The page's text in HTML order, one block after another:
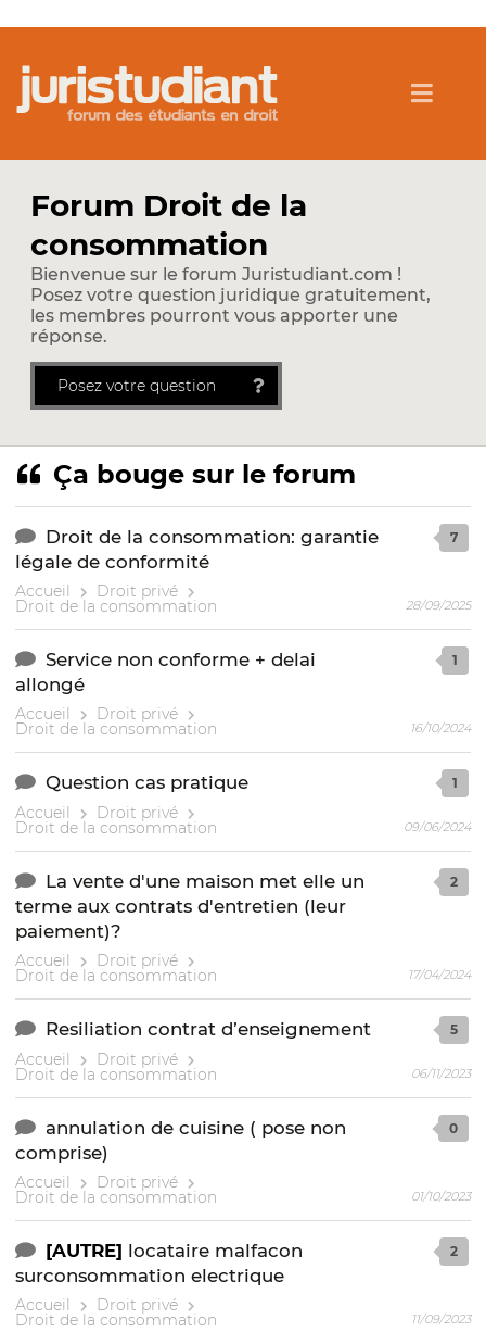
Forum Droit de la
consommation
Bienvenue sur le forum Juristudiant.com !
Posez votre question juridique gratuitement,
les membres pourront vous apporter une
réponse.
Posez votre question
Ça bouge sur le forum
Droit de la consommation: garantie
légale de conformité
Accueil Droit privé
Droit de la consommation
7
28/09/2025
Service non conforme + delai
allongé
Accueil Droit privé
Droit de la consommation
1
16/10/2024
Question cas pratique
Accueil Droit privé
Droit de la consommation
1
09/06/2024
La vente d'une maison met elle un
terme aux contrats d'entretien (leur
paiement)?
Accueil Droit privé
Droit de la consommation
2
17/04/2024
Resiliation contrat d’enseignement
Accueil Droit privé
Droit de la consommation
5
06/11/2023
annulation de cuisine ( pose non
comprise)
Accueil Droit privé
Droit de la consommation
0
01/10/2023
[AUTRE] locataire malfacon
surconsommation electrique
Accueil Droit privé
Droit de la consommation
2
11/09/2023